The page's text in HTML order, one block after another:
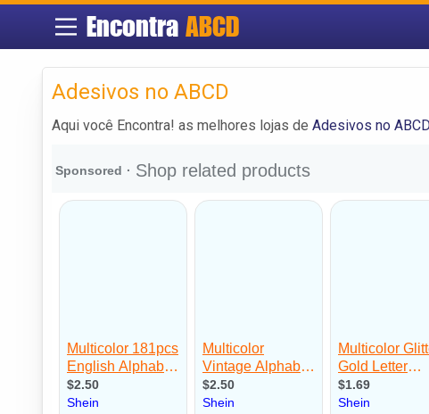
Encontra ABCD
Adesivos no ABCD
Aqui você Encontra! as melhores lojas de Adesivos no ABCD